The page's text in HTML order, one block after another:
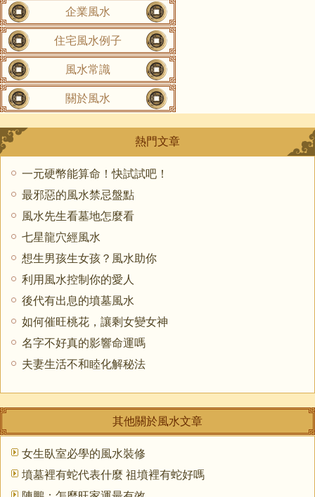
企業風水
住宅風水例子
風水常識
關於風水
熱門文章
一元硬幣能算命！快試試吧！
最邪惡的風水禁忌盤點
風水先生看墓地怎麼看
七星龍穴經風水
想生男孩生女孩？風水助你
利用風水控制你的愛人
後代有出息的墳墓風水
如何催旺桃花，讓剩女變女神
名字不好真的影響命運嗎
夫妻生活不和睦化解秘法
其他關於風水文章
女生臥室必學的風水裝修
墳墓裡有蛇代表什麼 祖墳裡有蛇好嗎